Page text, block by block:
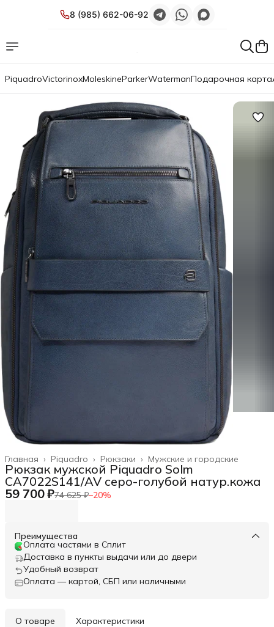
8 (985) 662-06-92
PiquadroVictorinoxMoleskineParkerWatermanПодарочная карта
Мужские и городские
Рюкзаки ›
Piquadro ›
Главная ›
Рюкзак мужской Piquadro Solm
CA7022S141/AV серо-голубой натур.кожа
59 700 ₽74 625 ₽−20%
Преимущества
Оплата частями в Сплит
Доставка в пункты выдачи или до двери
Удобный возврат
Оплата — картой, СБП или наличными
О товаре Характеристики